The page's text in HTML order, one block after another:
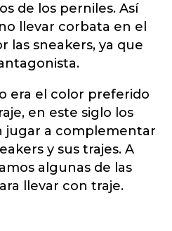
de los perniles. Así
llevar corbata en el
las sneakers, ya que
era el color preferido
en este siglo los
jugar a complementar
y sus trajes. A
algunas de las
llevar con traje.